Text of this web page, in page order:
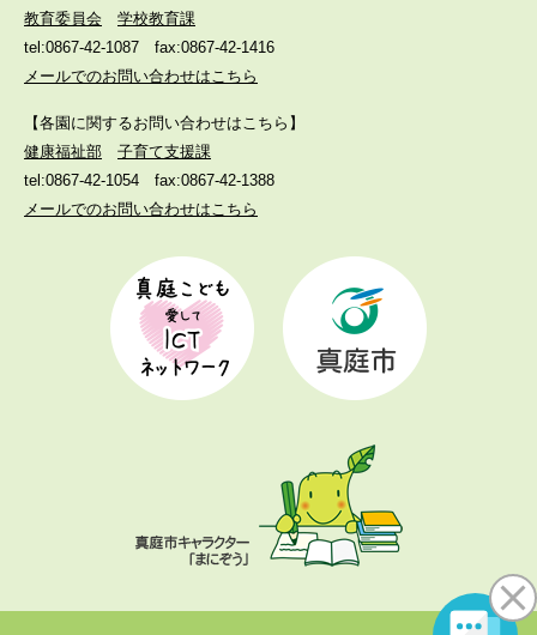
教育委員会
学校教育課
tel:0867-42-1087
fax:0867-42-1416
メールでのお問い合わせはこちら
【各園に関するお問い合わせはこちら】
健康福祉部
子育て支援課
tel:0867-42-1054
fax:0867-42-1388
メールでのお問い合わせはこちら